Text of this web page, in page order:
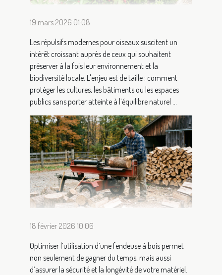
19 mars 2026 01:08
Les répulsifs modernes pour oiseaux suscitent un
intérêt croissant auprès de ceux qui souhaitent
préserver à la fois leur environnement et la
biodiversité locale. L'enjeu est de taille : comment
protéger les cultures, les bâtiments ou les espaces
publics sans porter atteinte à l’équilibre naturel ...
18 février 2026 10:06
Optimiser l’utilisation d’une fendeuse à bois permet
non seulement de gagner du temps, mais aussi
d’assurer la sécurité et la longévité de votre matériel.